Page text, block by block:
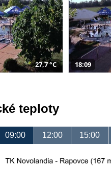
27,7 °C 18:09
teploty
09:00 12:00 15:00